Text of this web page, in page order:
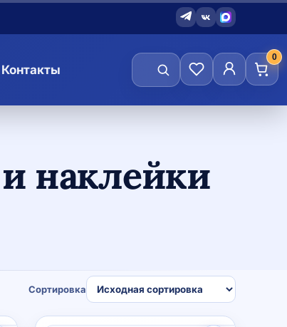
Контакты
0
наклейки
Сортировка